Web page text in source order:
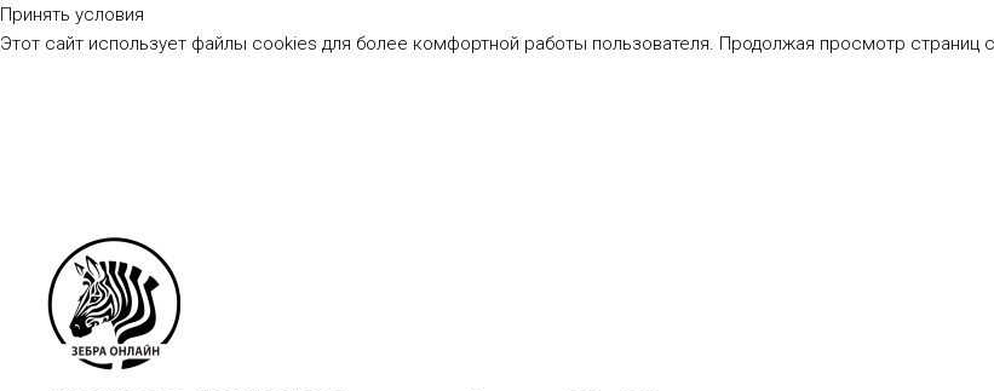
Принять условия
Этот сайт использует файлы cookies для более комфортной работы пользователя. Продолжая просмотр